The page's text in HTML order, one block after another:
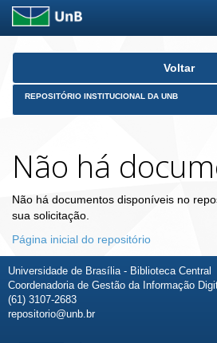
Skip
Voltar
REPOSITÓRIO INSTITUCIONAL DA UNB
Não há
Não há documentos disponíveis no
sua solicitação.
Página inicial do repositório
Universidade de Brasília - Biblioteca Central
Coordenadoria de Gestão da Informação
(61) 3107-2683
repositorio@unb.br